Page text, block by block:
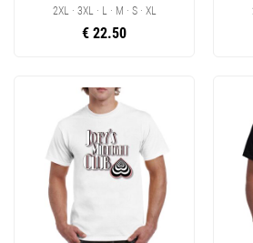
2XL · 3XL · L · M · S · XL
€ 22.50